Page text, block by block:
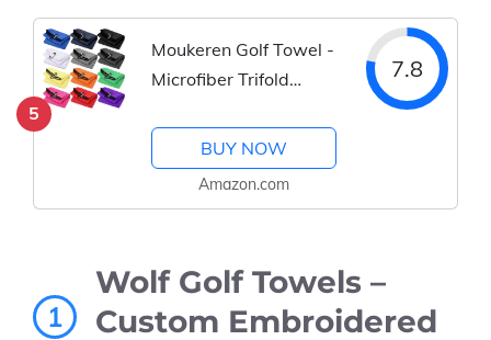
Pratique et polyvalent
Noir/Gris/Rouge
5
Moukeren Golf Towel -
Microfiber Trifold
Heavy Duty Clip
7.8
BUY NOW
Amazon.com
1
Wolf Golf Towels –
Custom Embroidered